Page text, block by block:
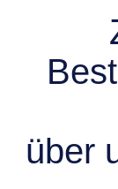
über